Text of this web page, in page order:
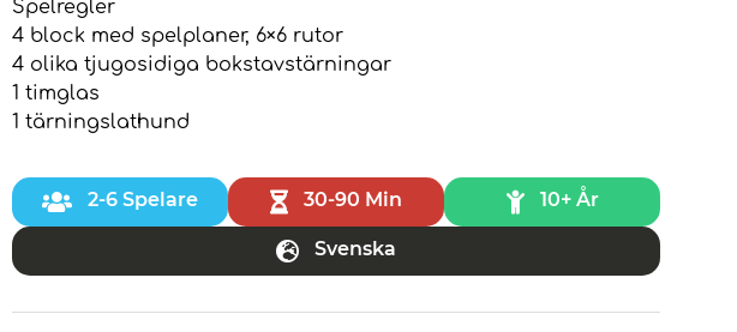
Spelregler
4 block med spelplaner, 6×6 rutor
4 olika tjugosidiga bokstavstärningar
1 timglas
1 tärningslathund
2-6 Spelare 30-90 Min 10+ År
Svenska